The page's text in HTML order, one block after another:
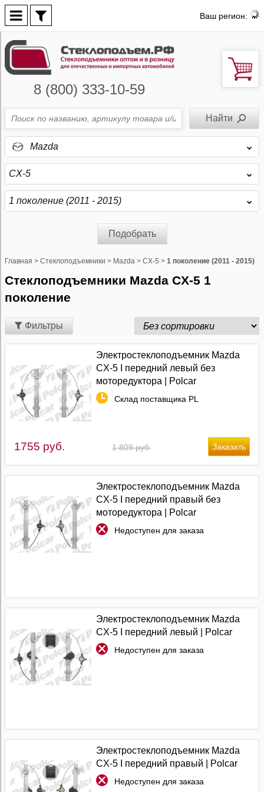
Ваш регион:
8 (800) 333-10-59
Mazda
CX-5
1 поколение (2011 - 2015)
Подобрать
Главная > Стеклоподъемники > Mazda > CX-5 > 1 поколение (2011 - 2015)
Стеклоподъемники Mazda CX-5 1
поколение
Фильтры
Электростеклоподъемник Mazda
CX-5 I передний левый без
моторедуктора | Polcar
Склад поставщика PL
1 809 руб.
1755 руб.
Электростеклоподъемник Mazda
CX-5 I передний правый без
моторедуктора | Polcar
Недоступен для заказа
Электростеклоподъемник Mazda
CX-5 I передний левый | Polcar
Недоступен для заказа
Электростеклоподъемник Mazda
CX-5 I передний правый | Polcar
Недоступен для заказа